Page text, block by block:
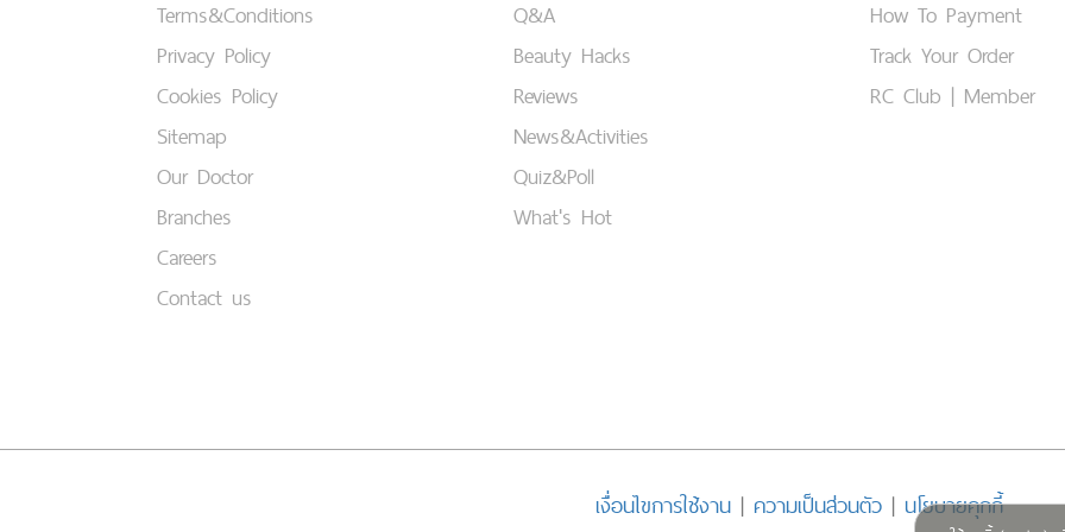
Terms&Conditions
Privacy Policy
Cookies Policy
Sitemap
Our Doctor
Branches
Careers
Contact us
Q&A
Beauty Hacks
Reviews
News&Activities
Quiz&Poll
What's Hot
How To Payment
Track Your Order
RC Club | Member
เงื่อนไขการใช้งาน| ความเป็นส่วนตัว| นโยบายคุกกี้